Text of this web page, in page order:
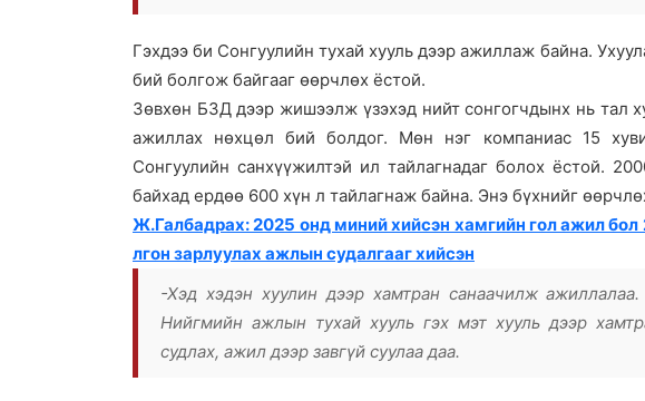
Гэхдээ би Сонгуулийн тухай хууль дээр ажиллаж байна.
бий болгож байгааг өөрчлөх ёстой.
Зөвхөн БЗД дээр жишээлж үзэхэд нийт сонгогчдынх нь тал
ажиллах нөхцөл бий болдог. Мөн нэг компаниас 15
Сонгуулийн санхүүжилтэй ил тайлагнадаг болох ёстой.
байхад ердөө 600 хүн л тайлагнаж байна. Энэ бүхнийг
Ж.Галбадрах: 2025 онд миний хийсэн хамгийн гол ажил
лгон зарлуулах ажлын судалгааг хийсэн
-Хэд хэдэн хуулин дээр хамтран санаачилж
Нийгмийн ажлын тухай хууль гэх мэт хууль дээр
судлах, ажил дээр завгүй суулаа даа.